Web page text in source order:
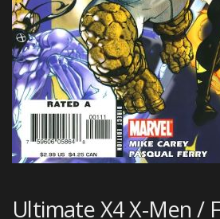
Ultimate X4 X-Men /